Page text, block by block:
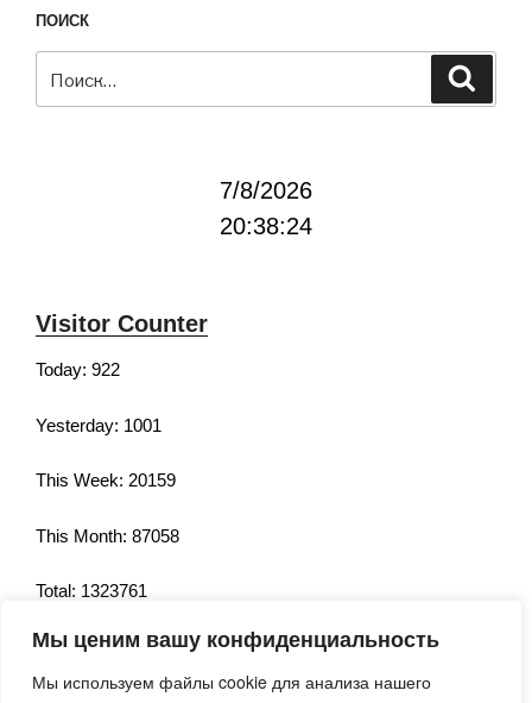
Мы ценим вашу конфиденциальность
Мы используем файлы cookie для анализа нашего
ПОИСК
7/8/2026
20:38:25
Visitor Counter
Today: 922
Yesterday: 1001
This Week: 20159
This Month: 87058
Total: 1323761
Currently Online: 143